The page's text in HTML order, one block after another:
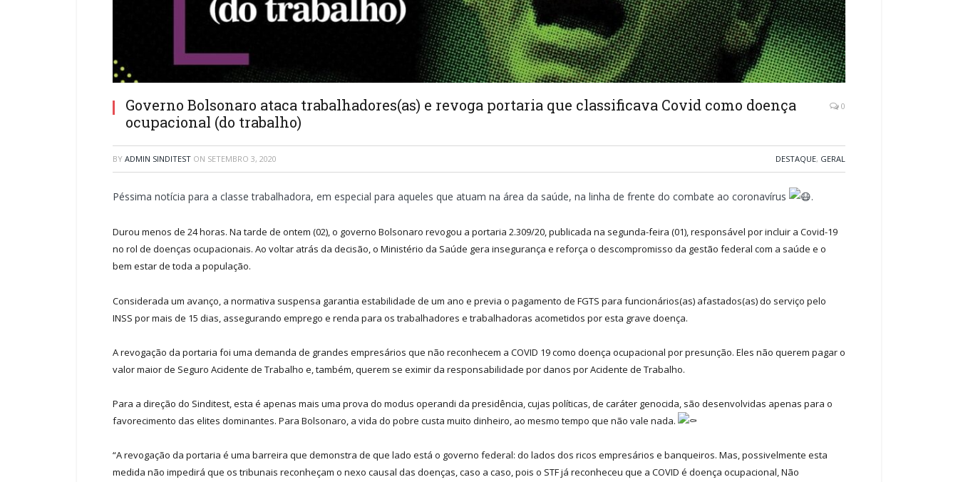
Governo Bolsonaro ataca trabalhadores(as) e revoga portaria que classificava Covid como doença
ocupacional (do trabalho)
0
BY ADMIN SINDITEST ON SETEMBRO 3, 2020 DESTAQUE, GERAL
Péssima notícia para a classe trabalhadora, em especial para aqueles que atuam na área da saúde, na linha de frente do combate ao coronavírus .
Durou menos de 24 horas. Na tarde de ontem (02), o governo Bolsonaro revogou a portaria 2.309/20, publicada na segunda-feira (01), responsável por incluir a Covid-19
no rol de doenças ocupacionais. Ao voltar atrás da decisão, o Ministério da Saúde gera insegurança e reforça o descompromisso da gestão federal com a saúde e o
bem estar de toda a população.
Considerada um avanço, a normativa suspensa garantia estabilidade de um ano e previa o pagamento de FGTS para funcionários(as) afastados(as) do serviço pelo
INSS por mais de 15 dias, assegurando emprego e renda para os trabalhadores e trabalhadoras acometidos por esta grave doença.
A revogação da portaria foi uma demanda de grandes empresários que não reconhecem a COVID 19 como doença ocupacional por presunção. Eles não querem pagar o
valor maior de Seguro Acidente de Trabalho e, também, querem se eximir da responsabilidade por danos por Acidente de Trabalho.
Para a direção do Sinditest, esta é apenas mais uma prova do modus operandi da presidência, cujas políticas, de caráter genocida, são desenvolvidas apenas para o
favorecimento das elites dominantes. Para Bolsonaro, a vida do pobre custa muito dinheiro, ao mesmo tempo que não vale nada.
“A revogação da portaria é uma barreira que demonstra de que lado está o governo federal: do lados dos ricos empresários e banqueiros. Mas, possivelmente esta
medida não impedirá que os tribunais reconheçam o nexo causal das doenças, caso a caso, pois o STF já reconheceu que a COVID é doença ocupacional, Não